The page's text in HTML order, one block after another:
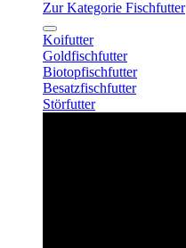
Zur Kategorie Fischfutter
Koifutter
Goldfischfutter
Biotopfischfutter
Besatzfischfutter
Störfutter